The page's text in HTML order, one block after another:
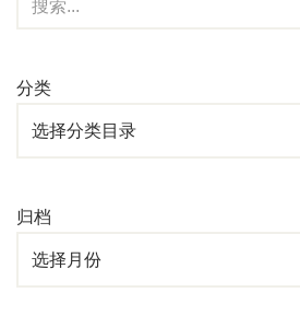
分类
归档